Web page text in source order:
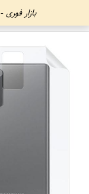
بازار